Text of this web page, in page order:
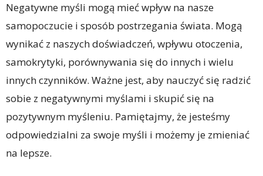
Negatywne myśli mogą mieć wpływ na nasze
samopoczucie i sposób postrzegania świata. Mogą
wynikać z naszych doświadczeń, wpływu otoczenia,
samokrytyki, porównywania się do innych i wielu
innych czynników. Ważne jest, aby nauczyć się radzić
sobie z negatywnymi myślami i skupić się na
pozytywnym myśleniu. Pamiętajmy, że jesteśmy
odpowiedzialni za swoje myśli i możemy je zmieniać
na lepsze.